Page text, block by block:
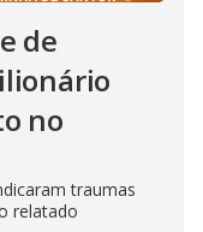
de
no
traumas
relatado